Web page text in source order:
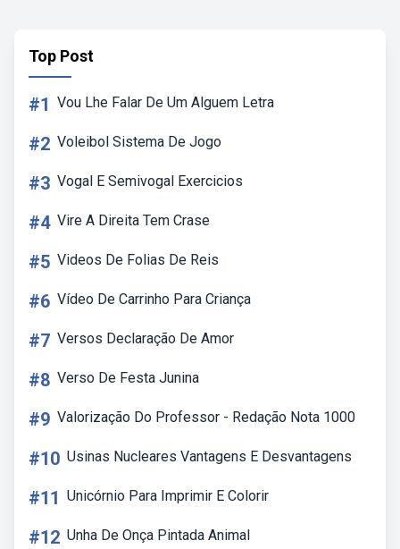
Top Post
#1 Vou Lhe Falar De Um Alguem Letra
#2 Voleibol Sistema De Jogo
#3 Vogal E Semivogal Exercicios
#4 Vire A Direita Tem Crase
#5 Videos De Folias De Reis
#6 Vídeo De Carrinho Para Criança
#7 Versos Declaração De Amor
#8 Verso De Festa Junina
#9 Valorização Do Professor - Redação Nota 1000
#10 Usinas Nucleares Vantagens E Desvantagens
#11 Unicórnio Para Imprimir E Colorir
#12 Unha De Onça Pintada Animal